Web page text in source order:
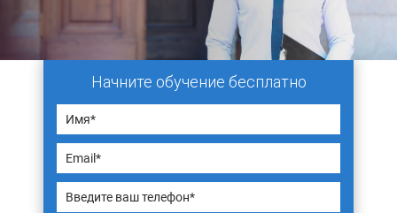
Начните обучение бесплатно